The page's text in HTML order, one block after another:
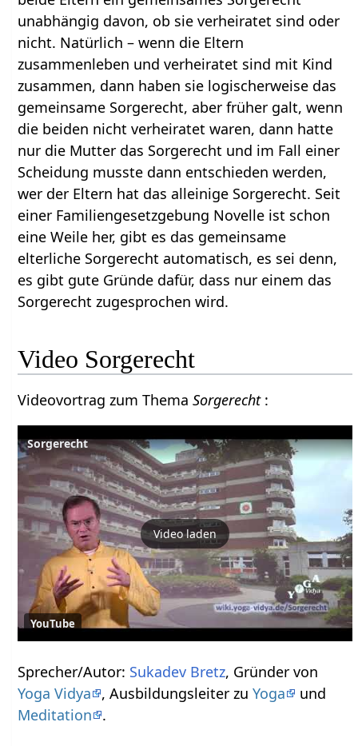
unabhängig davon, ob sie verheiratet sind oder
nicht. Natürlich – wenn die Eltern
zusammenleben und verheiratet sind mit Kind
zusammen, dann haben sie logischerweise das
gemeinsame Sorgerecht, aber früher galt, wenn
die beiden nicht verheiratet waren, dann hatte
nur die Mutter das Sorgerecht und im Fall einer
Scheidung musste dann entschieden werden,
wer der Eltern hat das alleinige Sorgerecht. Seit
einer Familiengesetzgebung Novelle ist schon
eine Weile her, gibt es das gemeinsame
elterliche Sorgerecht automatisch, es sei denn,
es gibt gute Gründe dafür, dass nur einem das
Sorgerecht zugesprochen wird.
Video Sorgerecht
Videovortrag zum ThemaSorgerecht :
Sorgerecht
Video laden
YouTube
Sprecher/Autor: Sukadev Bretz, Gründer von
Yoga Vidya
, Ausbildungsleiter zuYoga
und
Meditation
.